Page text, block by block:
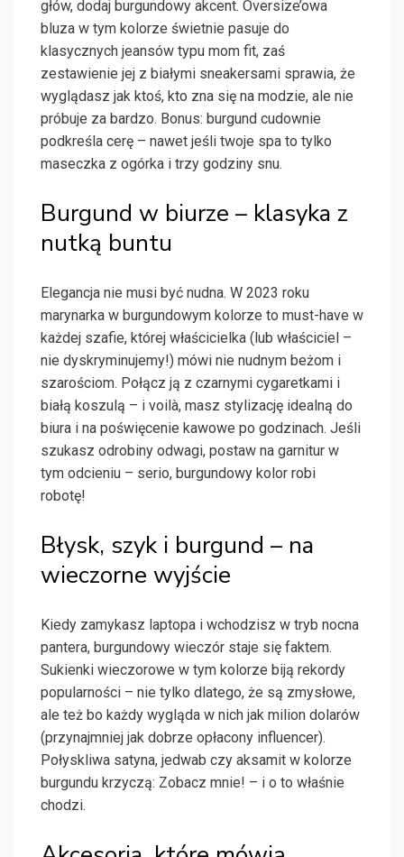
głów, dodaj burgundowy akcent. Oversize’owa
bluza w tym kolorze świetnie pasuje do
klasycznych jeansów typu mom fit, zaś
zestawienie jej z białymi sneakersami sprawia, że
wyglądasz jak ktoś, kto zna się na modzie, ale nie
próbuje za bardzo. Bonus: burgund cudownie
podkreśla cerę – nawet jeśli twoje spa to tylko
maseczka z ogórka i trzy godziny snu.
Burgund w biurze – klasyka z
nutką buntu
Elegancja nie musi być nudna. W 2023 roku
marynarka w burgundowym kolorze to must-have w
każdej szafie, której właścicielka (lub właściciel –
nie dyskryminujemy!) mówi nie nudnym beżom i
szarościom. Połącz ją z czarnymi cygaretkami i
białą koszulą – i voilà, masz stylizację idealną do
biura i na poświęcenie kawowe po godzinach. Jeśli
szukasz odrobiny odwagi, postaw na garnitur w
tym odcieniu – serio, burgundowy kolor robi
robotę!
Błysk, szyk i burgund – na
wieczorne wyjście
Kiedy zamykasz laptopa i wchodzisz w tryb nocna
pantera, burgundowy wieczór staje się faktem.
Sukienki wieczorowe w tym kolorze biją rekordy
popularności – nie tylko dlatego, że są zmysłowe,
ale też bo każdy wygląda w nich jak milion dolarów
(przynajmniej jak dobrze opłacony influencer).
Połyskliwa satyna, jedwab czy aksamit w kolorze
burgundu krzyczą: Zobacz mnie! – i o to właśnie
chodzi.